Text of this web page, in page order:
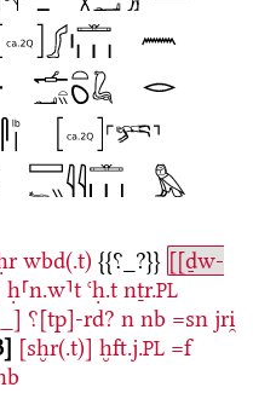
wbd(.t) {{⸮_?}} [[ḏw-
ḥ⸢n.w⸣t ꜥḥ.t nṯr.PL
⸮[tp]-rd? n nb =sn jri̯
[sḫr(.t)] ḫft.j.PL =f